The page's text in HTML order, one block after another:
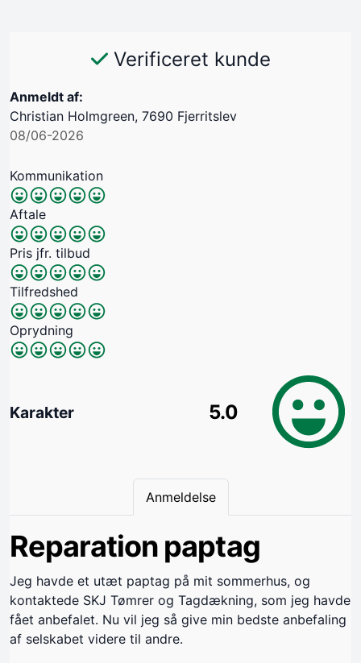
Verificeret kunde
Anmeldt af:
Christian Holmgreen, 7690 Fjerritslev
08/06-2026
Kommunikation
Aftale
Pris jfr. tilbud
Tilfredshed
Oprydning
Karakter 5.0
Anmeldelse
Reparation paptag
Jeg havde et utæt paptag på mit sommerhus, og
kontaktede SKJ Tømrer og Tagdækning, som jeg havde
fået anbefalet. Nu vil jeg så give min bedste anbefaling
af selskabet videre til andre.